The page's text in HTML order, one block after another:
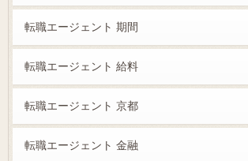
転職エージェント 期間
転職エージェント 給料
転職エージェント 京都
転職エージェント 金融